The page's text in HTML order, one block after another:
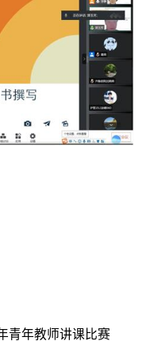
青年教师讲课比赛